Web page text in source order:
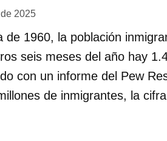
2025
1960, la población
seis meses del año hay
con un informe del Pew
de inmigrantes, la